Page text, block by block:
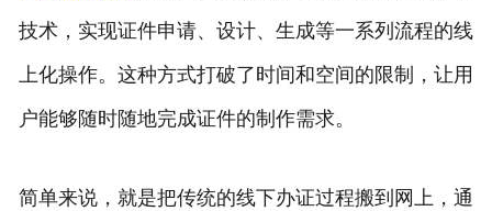
技术，实现证件申请、设计、生成等一系列流程的线
上化操作。这种方式打破了时间和空间的限制，让用
户能够随时随地完成证件的制作需求。
简单来说，就是把传统的线下办证过程搬到网上，通